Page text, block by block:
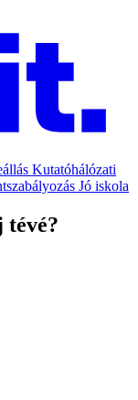
Kutatóhálózati
Jó iskola
tévé?